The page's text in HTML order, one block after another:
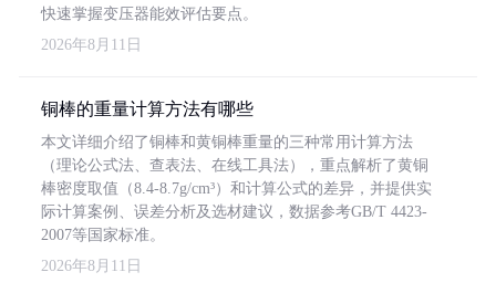
快速掌握变压器能效评估要点。
2026年8月11日
铜棒的重量计算方法有哪些
本文详细介绍了铜棒和黄铜棒重量的三种常用计算方法
（理论公式法、查表法、在线工具法），重点解析了黄铜
棒密度取值（8.4-8.7g/cm³）和计算公式的差异，并提供实
际计算案例、误差分析及选材建议，数据参考GB/T 4423-
2007等国家标准。
2026年8月11日